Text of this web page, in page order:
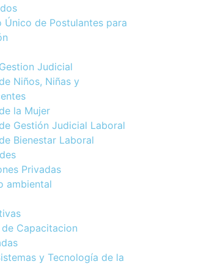
Único de Postulantes para
Judicial
Niños, Niñas y
la Mujer
Gestión Judicial Laboral
Bienestar Laboral
Privadas
ambiental
de Capacitacion
y Tecnología de la